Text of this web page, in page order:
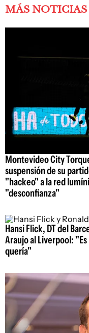
MÁS NOTICIAS
Montevideo City
suspensión de su
"hackeo" a la red
"desconfianza"
Hansi Flick, DT del
Araujo al Liverpool:
quería"